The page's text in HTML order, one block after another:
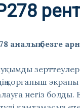
аналық безге
қорғаныш
негіз